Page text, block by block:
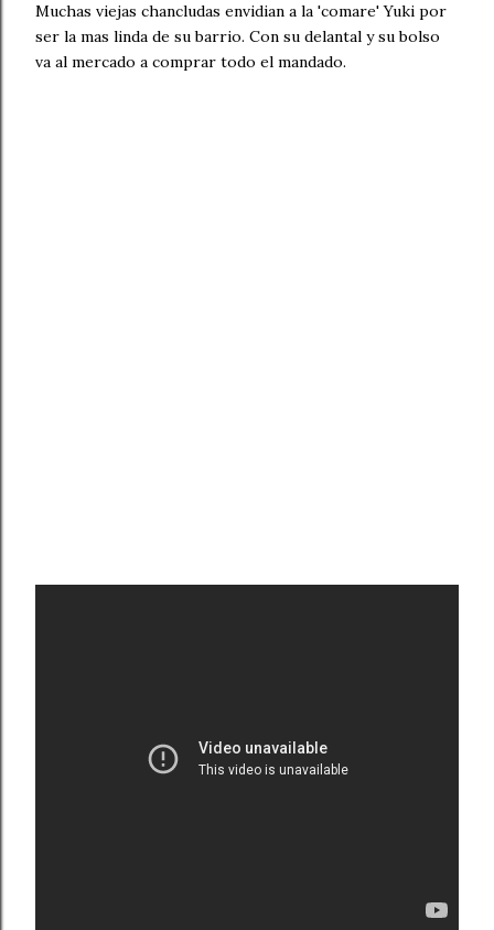
Muchas viejas chancludas envidian a la 'comare' Yuki por
ser la mas linda de su barrio. Con su delantal y su bolso
va al mercado a comprar todo el mandado.